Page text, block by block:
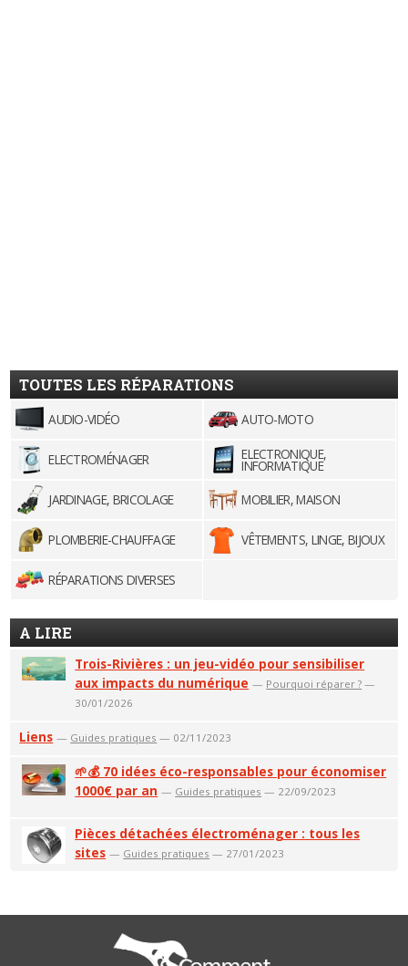
TOUTES LES RÉPARATIONS
AUDIO-VIDÉO AUTO-MOTO
ELECTROMÉNAGER ELECTRONIQUE,
INFORMATIQUE
JARDINAGE, BRICOLAGE
MOBILIER, MAISON
PLOMBERIE-CHAUFFAGE VÊTEMENTS, LINGE, BIJOUX
RÉPARATIONS DIVERSES
A LIRE
Trois-Rivières : un jeu-vidéo pour sensibiliser
aux impacts du numérique — Pourquoi réparer ? —
30/01/2026
Liens — Guides pratiques — 02/11/2023
🌱💰 70 idées éco-responsables pour économiser
1000€ par an — Guides pratiques — 22/09/2023
Pièces détachées électroménager : tous les
sites — Guides pratiques — 27/01/2023